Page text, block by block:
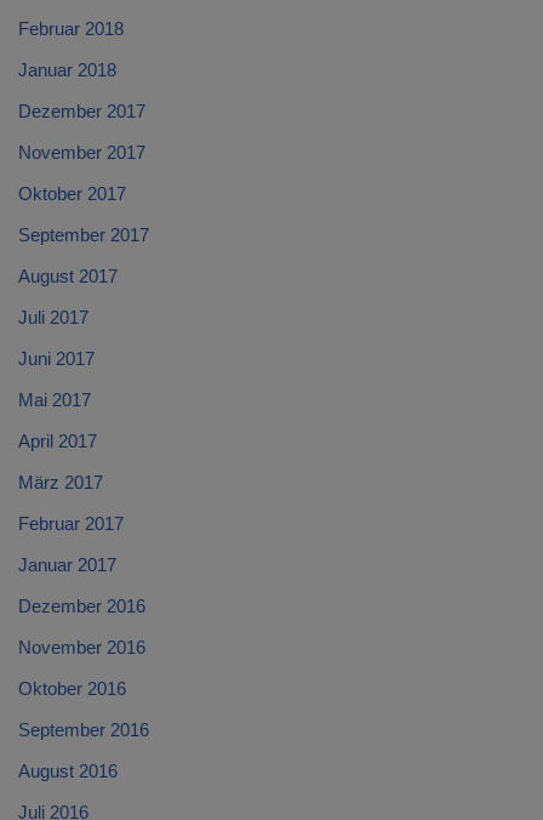
Februar 2018
Januar 2018
Dezember 2017
November 2017
Oktober 2017
September 2017
August 2017
Juli 2017
Juni 2017
Mai 2017
April 2017
März 2017
Februar 2017
Januar 2017
Dezember 2016
November 2016
Oktober 2016
September 2016
August 2016
Juli 2016